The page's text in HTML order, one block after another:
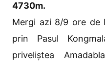
4730m.
Mergi azi 8/9 ore de
prin Pasul
priveliștea